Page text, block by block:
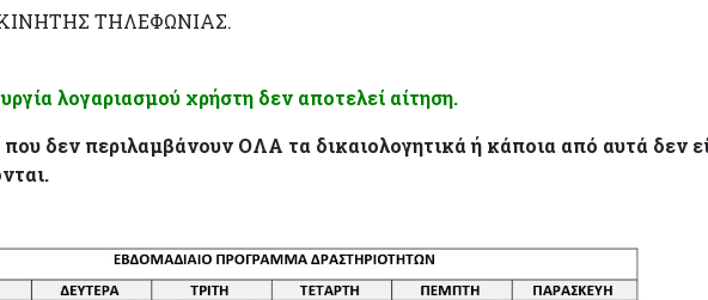
ΚΙΝΗΤΗΣ ΤΗΛΕΦΩΝΙΑΣ.
λογαριασμού χρήστη δεν αποτελεί αίτηση.
δεν περιλαμβάνουν ΟΛΑ τα δικαιολογητικά ή κάποια από αυτά δεν